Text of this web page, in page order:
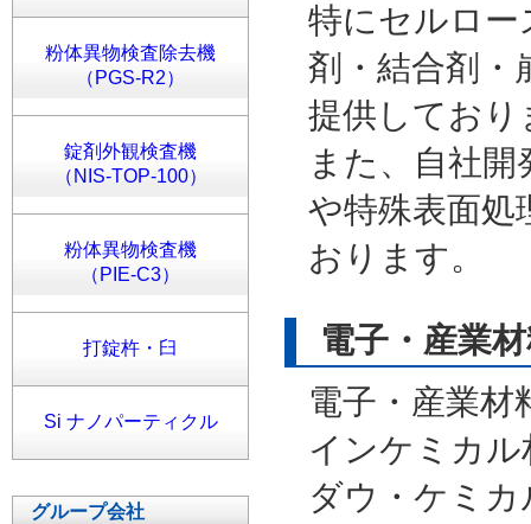
粉体異物検査除去機
（PGS-R2）
錠剤外観検査機
（NIS-TOP-100）
粉体異物検査機
（PIE-C3）
打錠杵・臼
Si ナノパーティクル
グループ会社
特にセルロ
剤・結合剤・
提供しており
また、自社
や特殊表面処
おります。
電子・産業
電子・産業材
インケミカ
ダウ・ケミ